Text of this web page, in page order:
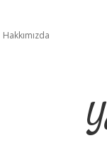
Hakkımızda